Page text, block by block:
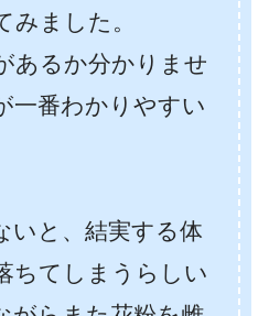
みました。
あるか分かりませ
一番わかりやすい
いと、結実する体
ちてしまうらしい